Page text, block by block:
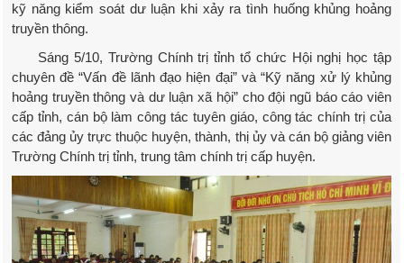
kỹ năng kiểm soát dư luận khi xảy ra tình huống khủng hoảng
truyền thông.
Sáng 5/10, Trường Chính trị tỉnh tổ chức Hội nghị học tập
chuyên đề “Vấn đề lãnh đạo hiện đại” và “Kỹ năng xử lý khủng
hoảng truyền thông và dư luận xã hội” cho đội ngũ báo cáo viên
cấp tỉnh, cán bộ làm công tác tuyên giáo, công tác chính trị của
các đảng ủy trực thuộc huyện, thành, thị ủy và cán bộ giảng viên
Trường Chính trị tỉnh, trung tâm chính trị cấp huyện.